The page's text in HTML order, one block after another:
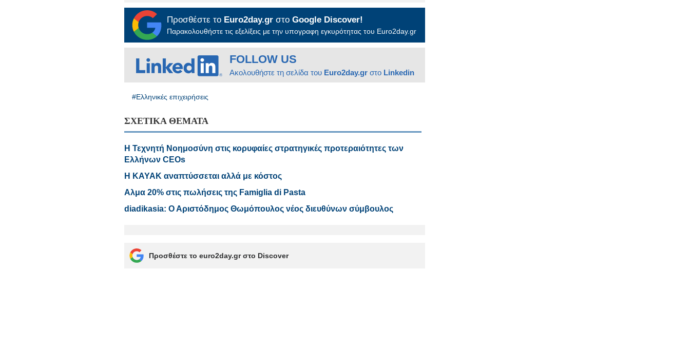
Προσθέστε το Euro2day.gr στοGoogle Discover!
Παρακολουθήστε τις εξελίξεις με την υπογραφη εγκυρότητας του Euro2day.gr
FOLLOW US
Ακολουθήστε τη σελίδα του Euro2day.gr στο Linkedin
#Ελληνικές επιχειρήσεις
ΣΧΕΤΙΚΑ ΘΕΜΑΤΑ
Η Τεχνητή Νοημοσύνη στις κορυφαίες στρατηγικές προτεραιότητες των
Ελλήνων CEOs
Η ΚΑΥΑΚ αναπτύσσεται αλλά με κόστος
Αλμα 20% στις πωλήσεις της Famiglia di Pasta
diadikasia: Ο Αριστόδημος Θωμόπουλος νέος διευθύνων σύμβουλος
Προσθέστε το euro2day.gr στο Discover